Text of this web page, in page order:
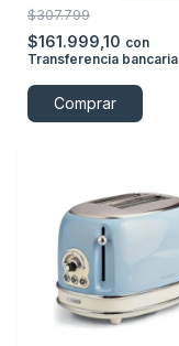
$307.799
$161.999,10 con
Transferencia bancaria
Comprar